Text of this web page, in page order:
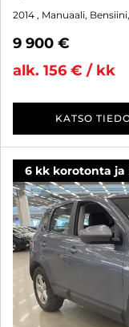
2014 , Manuaali,
9 900 €
alk. 156 € / kk
KATSO
6 kk korotonta